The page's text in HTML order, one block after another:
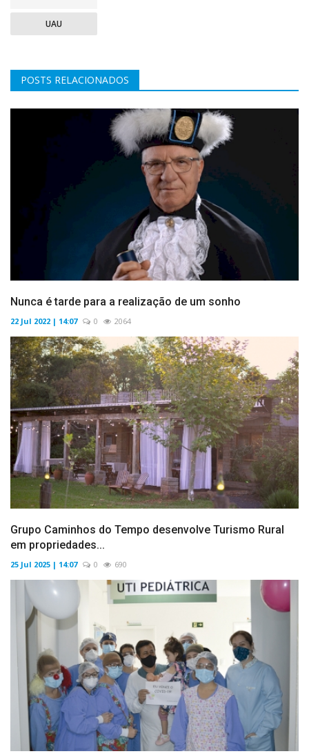
UAU
POSTS RELACIONADOS
Nunca é tarde para a realização de um sonho
22 Jul 2022 | 14:07 0 2064
Grupo Caminhos do Tempo desenvolve Turismo Rural
em propriedades...
25 Jul 2025 | 14:07 0 690